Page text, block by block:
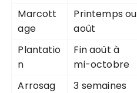
Marcott
age
Printemps ou
août
Plantatio
n
Fin août à
mi-octobre
Arrosag
3 semaines